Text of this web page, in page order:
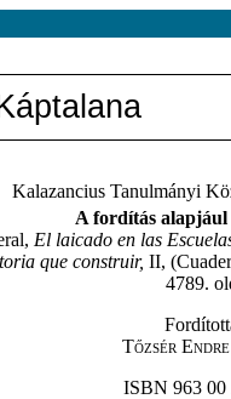
Kalazancius Tanulmányi
A fordítás alapjául
El laicado en las
que construir, II,
4789.
Tőzsér Endre
ISBN 963 00